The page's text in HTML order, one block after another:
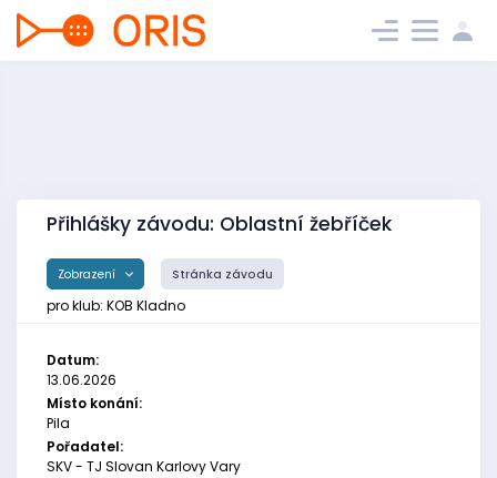
Přihlášky závodu: Oblastní žebříček
Zobrazení Stránka závodu
pro klub: KOB Kladno
Datum:
13.06.2026
Místo konání:
Pila
Pořadatel:
SKV - TJ Slovan Karlovy Vary